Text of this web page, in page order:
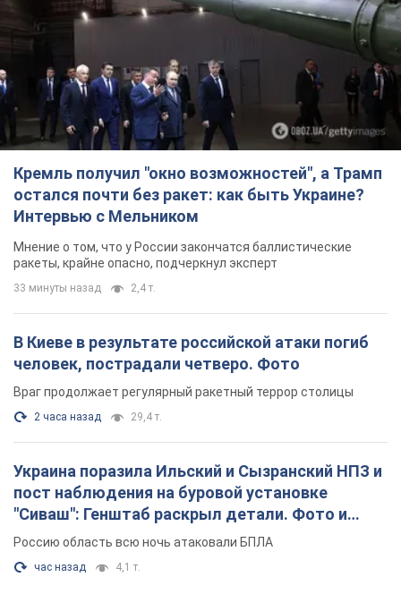
Кремль получил "окно возможностей", а Трамп
остался почти без ракет: как быть Украине?
Интервью с Мельником
Мнение о том, что у России закончатся баллистические
ракеты, крайне опасно, подчеркнул эксперт
33 минуты назад 2,4 т.
В Киеве в результате российской атаки погиб
человек, пострадали четверо. Фото
Враг продолжает регулярный ракетный террор столицы
2 часа назад 29,4 т.
Украина поразила Ильский и Сызранский НПЗ и
пост наблюдения на буровой установке
"Сиваш": Генштаб раскрыл детали. Фото и
видео
Россию область всю ночь атаковали БПЛА
час назад 4,1 т.